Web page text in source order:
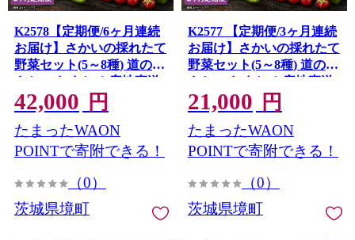
K2578【定期便/6ヶ月連続
お届け】さかいの採れたて
野菜セット(5～8種) 道の駅
さかい おまかせ 産地直送
新鮮
42,000 円
たまったWAON
POINTで寄附できる！
（0）
茨城県境町
K2577 【定期便/3ヶ月連続
お届け】さかいの採れたて
野菜セット(5～8種) 道の駅
さかい おまかせ 産地直送
新鮮
21,000 円
たまったWAON
POINTで寄附できる！
（0）
茨城県境町